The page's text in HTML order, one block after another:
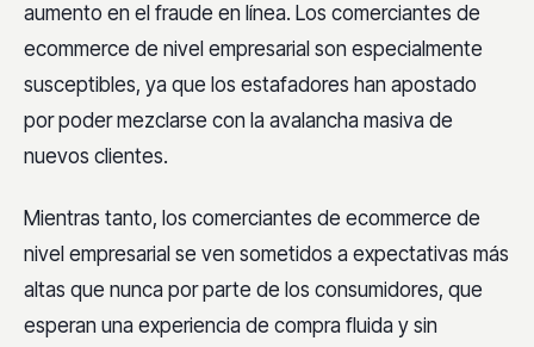
aumento en el fraude en línea. Los comerciantes de
ecommerce de nivel empresarial son especialmente
susceptibles, ya que los estafadores han apostado
por poder mezclarse con la avalancha masiva de
nuevos clientes.
Mientras tanto, los comerciantes de ecommerce de
nivel empresarial se ven sometidos a expectativas más
altas que nunca por parte de los consumidores, que
esperan una experiencia de compra fluida y sin